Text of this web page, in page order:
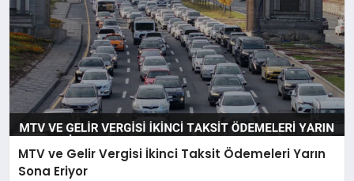
MTV ve Gelir Vergisi İkinci Taksit Ödemeleri Yarın
Sona Eriyor